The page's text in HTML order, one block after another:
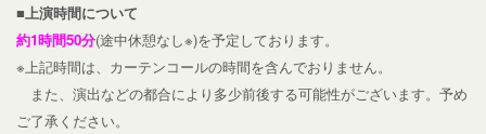
■上演時間について
約1時間50分(途中休憩なし※)を予定しております。
※上記時間は、カーテンコールの時間を含んでおりません。
また、演出などの都合により多少前後する可能性がございます。予め
ご了承ください。